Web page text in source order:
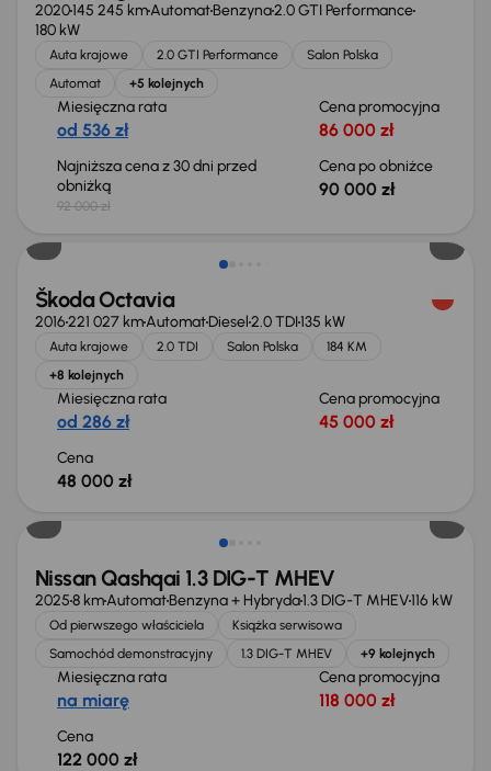
2020145 245 kmAutomatBenzyna2.0 GTI Performance
180 kW
Auta krajowe 2.0 GTI Performance
Salon Polska
Automat
+5 kolejnych
Miesięczna rata
od 536 zł
Cena promocyjna
86 000 zł
Najniższa cena z 30 dni przed
obniżką
92 000 zł
Cena po obniżce
90 000 zł
Škoda Octavia
2016221 027 kmAutomatDiesel2.0 TDI135 kW
Auta krajowe 2.0 TDI Salon Polska
184 KM
+8 kolejnych
Miesięczna rata
od 286 zł
Cena promocyjna
45 000 zł
Cena
48 000 zł
Od nowego taniej o 36 775 zł
Nissan Qashqai 1.3 DIG-T MHEV
20258 kmAutomatBenzyna + Hybryda1.3 DIG-T MHEV116 kW
Od pierwszego właściciela
Książka serwisowa
Samochód demonstracyjny
1.3 DIG-T MHEV +9 kolejnych
Miesięczna rata
na miarę
Cena promocyjna
118 000 zł
Cena
122 000 zł